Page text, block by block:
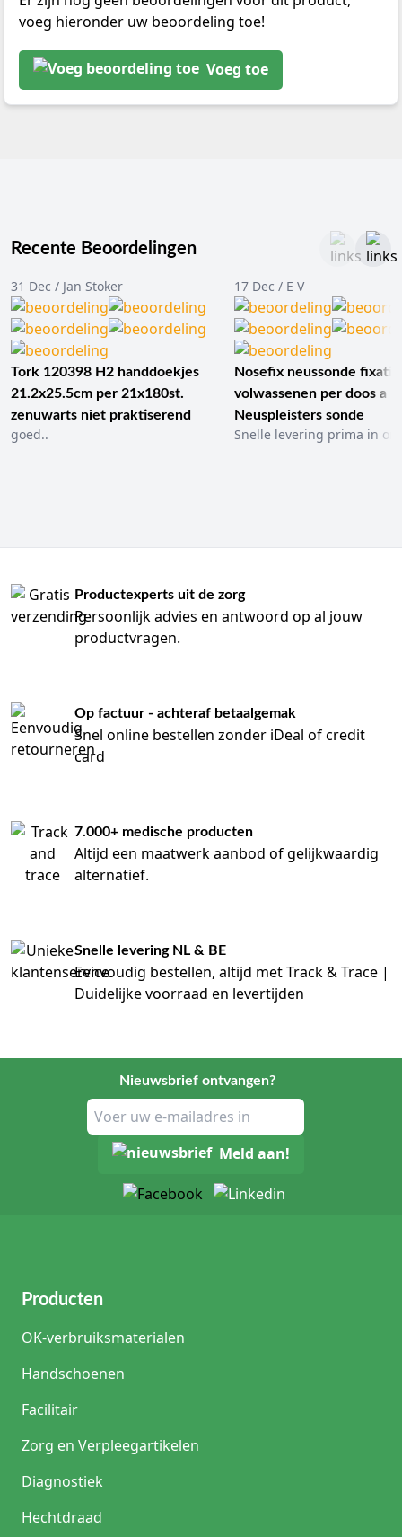
voeg hieronder uw beoordeling toe!
Voeg toe
Recente Beoordelingen
31 Dec / Jan Stoker
Tork 120398 H2 handdoekjes
21.2x25.5cm per 21x180st.
zenuwarts niet praktiserend
goed..
17 Dec / E V
Nosefix neussonde
volwassenen per doos a
Neuspleisters sonde
Snelle levering prima in
Productexperts uit de zorg
Persoonlijk advies en antwoord op al jouw
productvragen.
Op factuur - achteraf betaalgemak
Snel online bestellen zonder iDeal of credit
card
7.000+ medische producten
Altijd een maatwerk aanbod of gelijkwaardig
alternatief.
Snelle levering NL & BE
Eenvoudig bestellen, altijd met Track & Trace |
Duidelijke voorraad en levertijden
Nieuwsbrief ontvangen?
Meld aan!
Producten
OK-verbruiksmaterialen
Handschoenen
Facilitair
Zorg en Verpleegartikelen
Diagnostiek
Hechtdraad